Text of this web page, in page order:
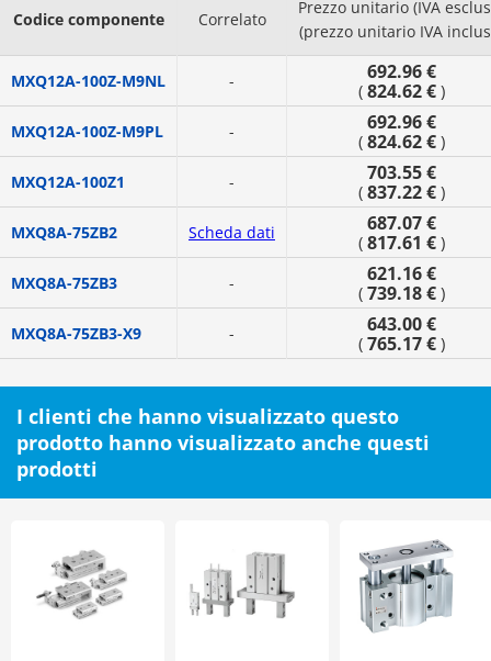
Codice componente Correlato
Prezzo unitario (IVA
(prezzo unitario IVA
MXQ12A-100Z-M9NL - 692.96 €
( 824.62 €)
MXQ12A-100Z-M9PL - 692.96 €
( 824.62 €)
MXQ12A-100Z1 - 703.55 €
( 837.22 €)
MXQ8A-75ZB2 Scheda dati 687.07 €
( 817.61 €)
MXQ8A-75ZB3 - 621.16 €
( 739.18 €)
MXQ8A-75ZB3-X9 - 643.00 €
( 765.17 €)
I clienti che hanno visualizzato questo
prodotto hanno visualizzato anche questi
prodotti